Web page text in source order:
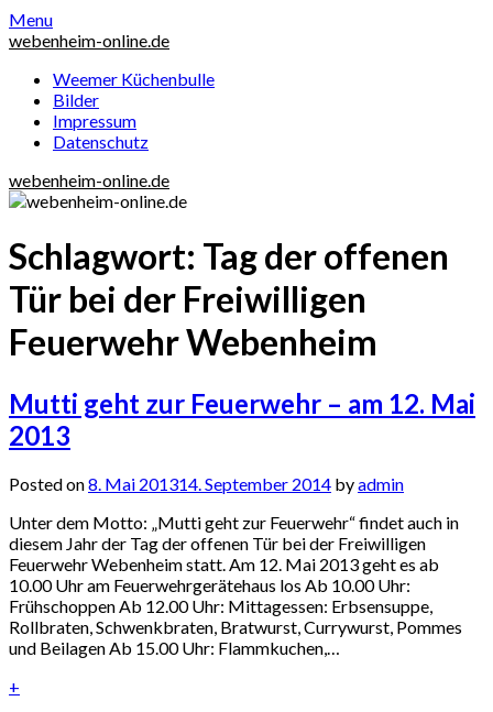
Skip
to
Menu
webenheim-online.de
Weemer Küchenbulle
Bilder
Impressum
Datenschutz
webenheim-online.de
Schlagwort: Tag der offenen
Tür bei der Freiwilligen
Feuerwehr Webenheim
Mutti geht zur Feuerwehr – am 12. Mai
2013
Posted on8. Mai 201314. September 2014 byadmin
Unter dem Motto: „Mutti geht zur Feuerwehr“ findet auch in
diesem Jahr der Tag der offenen Tür bei der Freiwilligen
Feuerwehr Webenheim statt. Am 12. Mai 2013 geht es ab
10.00 Uhr am Feuerwehrgerätehaus los Ab 10.00 Uhr:
Frühschoppen Ab 12.00 Uhr: Mittagessen: Erbsensuppe,
Rollbraten, Schwenkbraten, Bratwurst, Currywurst, Pommes
und Beilagen Ab 15.00 Uhr: Flammkuchen,…
+